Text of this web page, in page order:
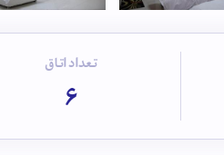
تعداد اتاق
6